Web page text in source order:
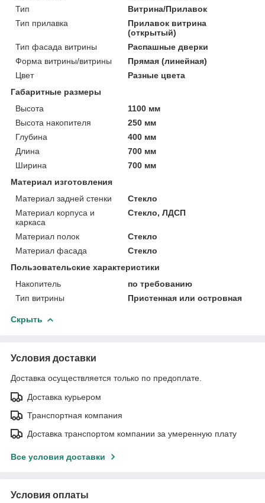
Тип
Витрина/Прилавок
Тип прилавка
Прилавок витрина
(открытый)
Тип фасада витрины
Распашные дверки
Форма витрины/витрины
Прямая (линейная)
Цвет
Разные цвета
Габаритные размеры
Высота
1100 мм
Высота накопителя
250 мм
Глубина
400 мм
Длина
700 мм
Ширина
700 мм
Материал изготовления
Материал задней стенки
Стекло
Материал корпуса и
каркаса
Стекло, ЛДСП
Материал полок
Стекло
Материал фасада
Стекло
Пользовательские характеристики
Накопитель
по требованию
Тип витрины
Пристенная или островная
Скрыть
Условия доставки
Доставка осуществляется только по предоплате.
Доставка курьером
Транспортная компания
Доставка транспортом компании за умеренную плату
Все условия доставки
Условия оплаты